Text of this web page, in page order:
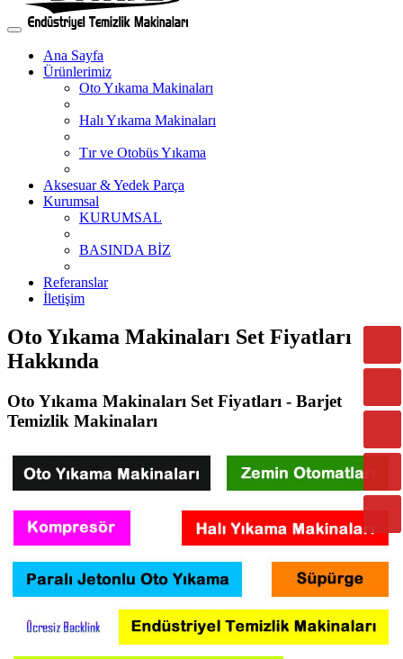
Ana Sayfa
Ürünlerimiz
Oto Yıkama Makinaları
Halı Yıkama Makinaları
Tır ve Otobüs Yıkama
Aksesuar & Yedek Parça
Kurumsal
KURUMSAL
BASINDA BİZ
Referanslar
İletişim
Oto Yıkama Makinaları Set Fiyatları
Hakkında
Oto Yıkama Makinaları Set Fiyatları - Barjet
Temizlik Makinaları